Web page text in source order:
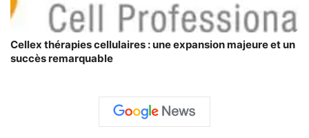
Cellex thérapies cellulaires : une expansion majeure et un
succès remarquable